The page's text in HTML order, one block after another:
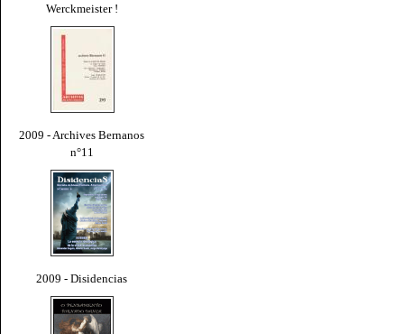
Werckmeister !
2009 - Archives Bernanos
n°11
2009 - Disidencias